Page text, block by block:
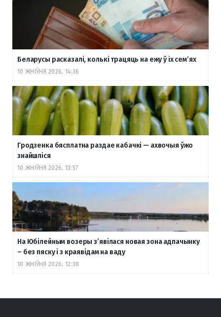
Беларусы расказалі, колькі трацяць на ежу ў іх сем’ях
10 ЖНІЎНЯ 2026, 14:36
Гродзенка бясплатна раздае кабачкі — ахвочыя ўжо
знайшліся
10 ЖНІЎНЯ 2026, 13:57
На Юбілейным возеры з’явілася новая зона адпачынку
– без пяску і з краявідам на ваду
10 ЖНІЎНЯ 2026, 12:38